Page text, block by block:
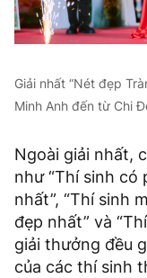
Giải nhất “Nét đẹp
Minh Anh đến từ Chi
Ngoài giải nhất,
như “Thí sinh có
nhất”, “Thí sinh
đẹp nhất” và
giải thưởng đều
của các thí sinh